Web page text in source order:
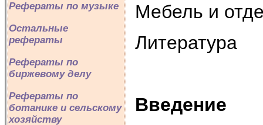
Рефераты по музыке
Остальные
рефераты
Рефераты по
биржевому делу
Рефераты по
ботанике и сельскому
хозяйству
Мебель и
Литература
Введение